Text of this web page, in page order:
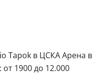
Tapok в ЦСКА Арена в
1900 до 12.000